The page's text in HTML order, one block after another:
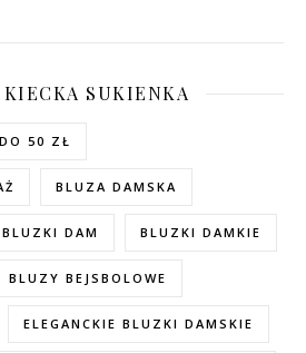
KIECKA SUKIENKA
50 ZŁ
BLUZA DAMSKA
BLUZKI DAM BLUZKI DAMKIE
BLUZY BEJSBOLOWE
ELEGANCKIE BLUZKI DAMSKIE